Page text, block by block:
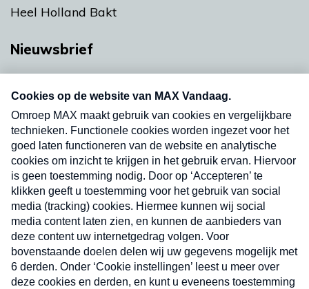
Heel Holland Bakt
Nieuwsbrief
nieuwsbrief. Elke vrijdag- en dinsdagochtend in
uw mailbox.
Verzend
Nieuwsbrief